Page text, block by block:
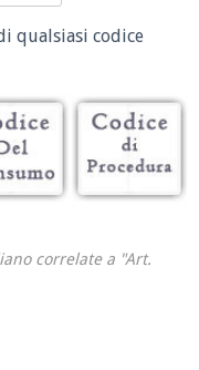
qualsiasi codice
correlate a "Art.